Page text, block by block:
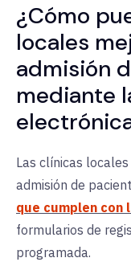
¿Cómo
locales
admisión
mediante
Las clínicas
admisión de
que cumplen con
formularios de
programada.